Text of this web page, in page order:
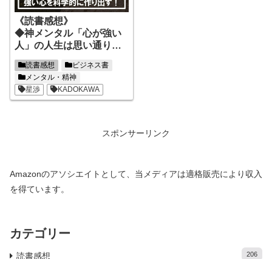
《読書感想》
◆神メンタル「心が強い
人」の人生は思い通り◆
頑張っても報われない！
じゃあどうする？が分か
る！
読書感想
ビジネス書
メンタル・精神
星渉
KADOKAWA
スポンサーリンク
Amazonのアソシエイトとして、当メディアは適格販売により収入
を得ています。
カテゴリー
読書感想 206